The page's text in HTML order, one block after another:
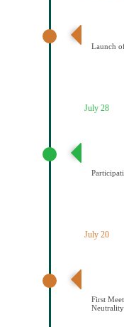
Launch
July 28
July 20
First
Neutrality